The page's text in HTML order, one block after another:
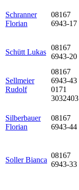
Schranner
Florian
08167
6943-17
Schütt Lukas
08167
6943-20
Sellmeier
Rudolf
08167
6943-43
0171
3032403
Silberbauer
Florian
08167
6943-44
Soller Bianca
08167
6943-33